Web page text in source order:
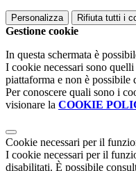
Personalizza Rifiuta tutti i
Gestione cookie
In questa schermata è
I cookie necessari sono
piattaforma e non è possibile
Per conoscere quali sono i
visionare la COOKIE
Cookie necessari per il
I cookie necessari per il
disabilitati. È possibile